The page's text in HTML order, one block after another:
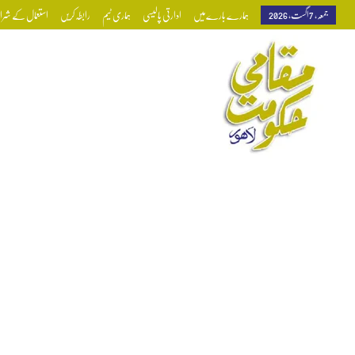
جمعہ, 7 اگست, 2026 ہمارے بارے میں ادارتی پالیسی ہماری ٹیم رابطہ کریں استعمال کے